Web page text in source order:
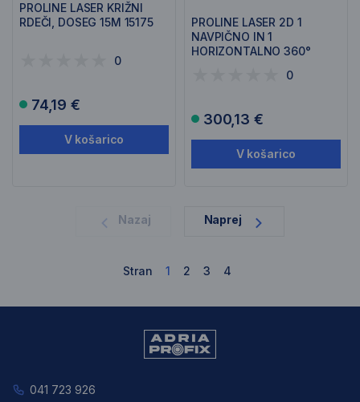
PROLINE LASER KRIŽNI
RDEČI, DOSEG 15M 15175
0
74,19 €
V košarico
PROLINE LASER 2D 1
NAVPIČNO IN 1
HORIZONTALNO 360°
0
300,13 €
V košarico
Nazaj Naprej
Stran 1 2 3 4
041 723 926